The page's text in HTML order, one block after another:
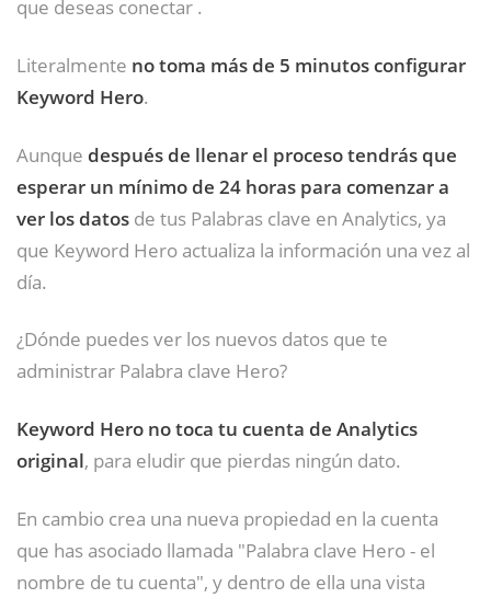
que deseas conectar .
Literalmente no toma más de 5 minutos configurar
Keyword Hero.
Aunque después de llenar el proceso tendrás que
esperar un mínimo de 24 horas para comenzar a
ver los datos de tus Palabras clave en Analytics, ya
que Keyword Hero actualiza la información una vez al
día.
¿Dónde puedes ver los nuevos datos que te
administrar Palabra clave Hero?
Keyword Hero no toca tu cuenta de Analytics
original, para eludir que pierdas ningún dato.
En cambio crea una nueva propiedad en la cuenta
que has asociado llamada "Palabra clave Hero - el
nombre de tu cuenta", y dentro de ella una vista